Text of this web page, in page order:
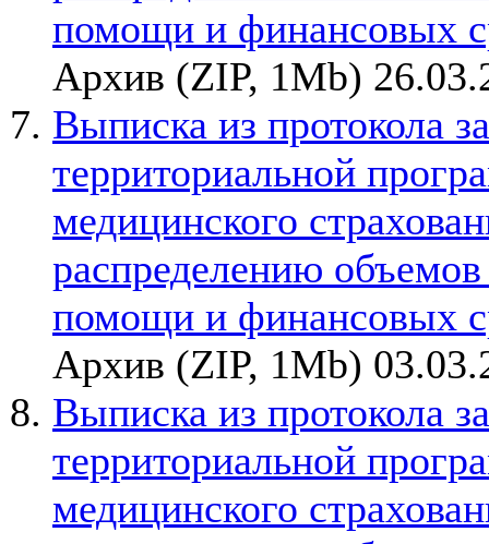
помощи и финансовых
Архив (ZIP, 1Mb)
Выписка из протокола
территориальной
медицинского
распределению
помощи и финансовых
Архив (ZIP, 1Mb)
Выписка из протокола
территориальной
медицинского